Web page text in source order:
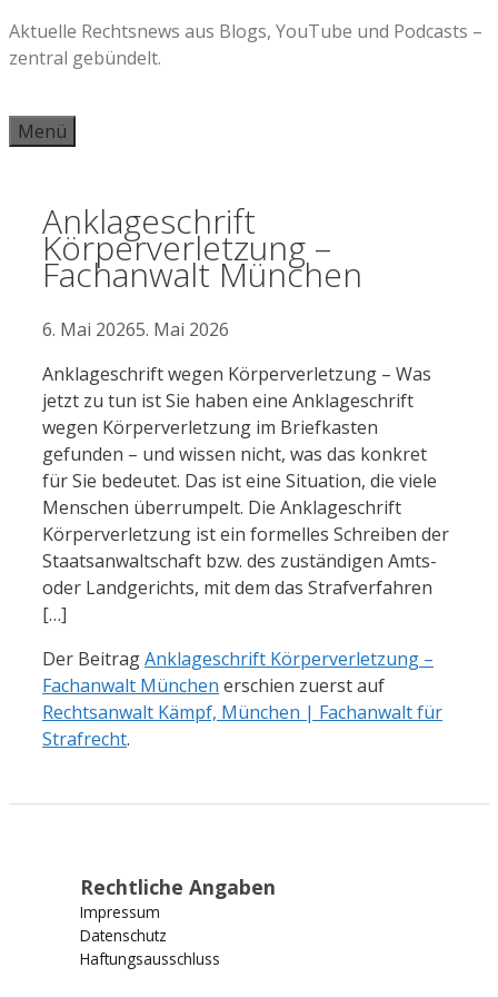
Zum
Inhalt
Aktuelle Rechtsnews aus Blogs, YouTube und Podcasts –
zentral gebündelt.
Menü
Anklageschrift
Körperverletzung –
Fachanwalt München
6. Mai 20265. Mai 2026
Anklageschrift wegen Körperverletzung – Was
jetzt zu tun ist Sie haben eine Anklageschrift
wegen Körperverletzung im Briefkasten
gefunden – und wissen nicht, was das konkret
für Sie bedeutet. Das ist eine Situation, die viele
Menschen überrumpelt. Die Anklageschrift
Körperverletzung ist ein formelles Schreiben der
Staatsanwaltschaft bzw. des zuständigen Amts-
oder Landgerichts, mit dem das Strafverfahren
[…]
Der BeitragAnklageschrift Körperverletzung –
Fachanwalt München erschien zuerst auf
Rechtsanwalt Kämpf, München | Fachanwalt für
Strafrecht.
Rechtliche Angaben
Impressum
Datenschutz
Haftungsausschluss